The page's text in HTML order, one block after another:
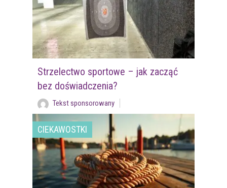
Strzelectwo sportowe – jak zacząć
bez doświadczenia?
Tekst sponsorowany
CIEKAWOSTKI